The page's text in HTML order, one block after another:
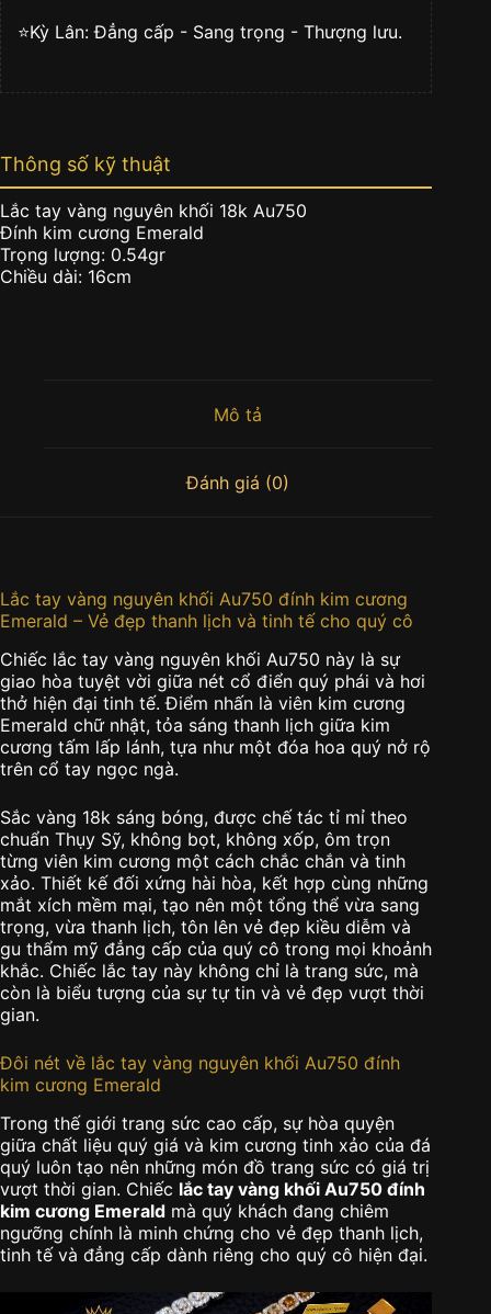
⭐️Kỳ Lân: Đẳng cấp - Sang trọng - Thượng lưu.
Thông số kỹ thuật
Lắc tay vàng nguyên khối 18k Au750
Đính kim cương Emerald
Trọng lượng: 0.54gr
Chiều dài: 16cm
Mô tả
Đánh giá (0)
Lắc tay vàng nguyên khối Au750 đính kim cương
Emerald – Vẻ đẹp thanh lịch và tinh tế cho quý cô
Chiếc lắc tay vàng nguyên khối Au750 này là sự
giao hòa tuyệt vời giữa nét cổ điển quý phái và hơi
thở hiện đại tinh tế. Điểm nhấn là viên kim cương
Emerald chữ nhật, tỏa sáng thanh lịch giữa kim
cương tấm lấp lánh, tựa như một đóa hoa quý nở rộ
trên cổ tay ngọc ngà.
Sắc vàng 18k sáng bóng, được chế tác tỉ mỉ theo
chuẩn Thụy Sỹ, không bọt, không xốp, ôm trọn
từng viên kim cương một cách chắc chắn và tinh
xảo. Thiết kế đối xứng hài hòa, kết hợp cùng những
mắt xích mềm mại, tạo nên một tổng thể vừa sang
trọng, vừa thanh lịch, tôn lên vẻ đẹp kiều diễm và
gu thẩm mỹ đẳng cấp của quý cô trong mọi khoảnh
khắc. Chiếc lắc tay này không chỉ là trang sức, mà
còn là biểu tượng của sự tự tin và vẻ đẹp vượt thời
gian.
Đôi nét về lắc tay vàng nguyên khối Au750 đính
kim cương Emerald
Trong thế giới trang sức cao cấp, sự hòa quyện
giữa chất liệu quý giá và kim cương tinh xảo của đá
quý luôn tạo nên những món đồ trang sức có giá trị
vượt thời gian. Chiếc lắc tay vàng khối Au750 đính
kim cương Emerald mà quý khách đang chiêm
ngưỡng chính là minh chứng cho vẻ đẹp thanh lịch,
tinh tế và đẳng cấp dành riêng cho quý cô hiện đại.